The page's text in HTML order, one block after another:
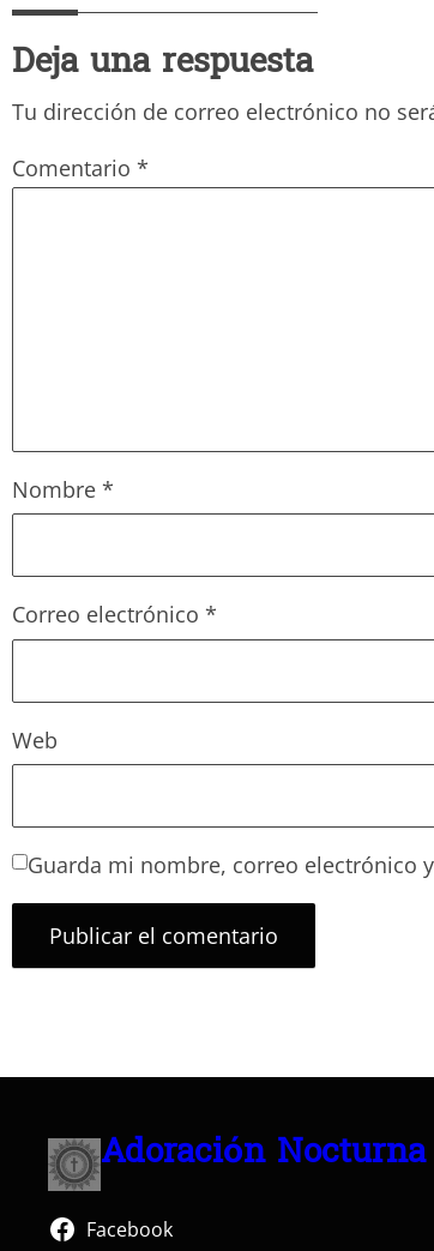
Deja una respuesta
Tu dirección de correo electrónico no
Comentario *
Nombre *
Correo electrónico *
Web
Guarda mi nombre, correo electrónico
Adoración
Facebook